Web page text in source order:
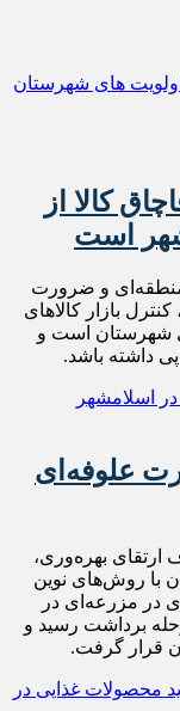
کالا از
است
منطقه‌ای و ضرورت
بازار کالاهای
شهرستان است و
داشته باشد.
جدید ذرت علوفه‌ای
بهره‌وری،
با روش‌های نوین
در مزرعه‌ای در
برداشت رسید و
قرار گرفت.